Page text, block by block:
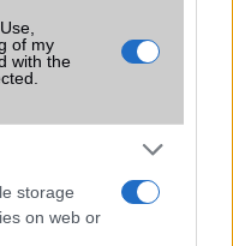
of my
with the
storage
on web or
13 19:00:00